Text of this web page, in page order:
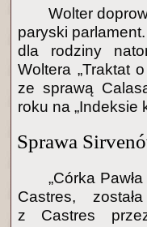
Wolter
paryski
dla rodziny
Woltera „Traktat
ze sprawą
roku na „Indeksie
Sprawa
„Córka
Castres,
z Castres